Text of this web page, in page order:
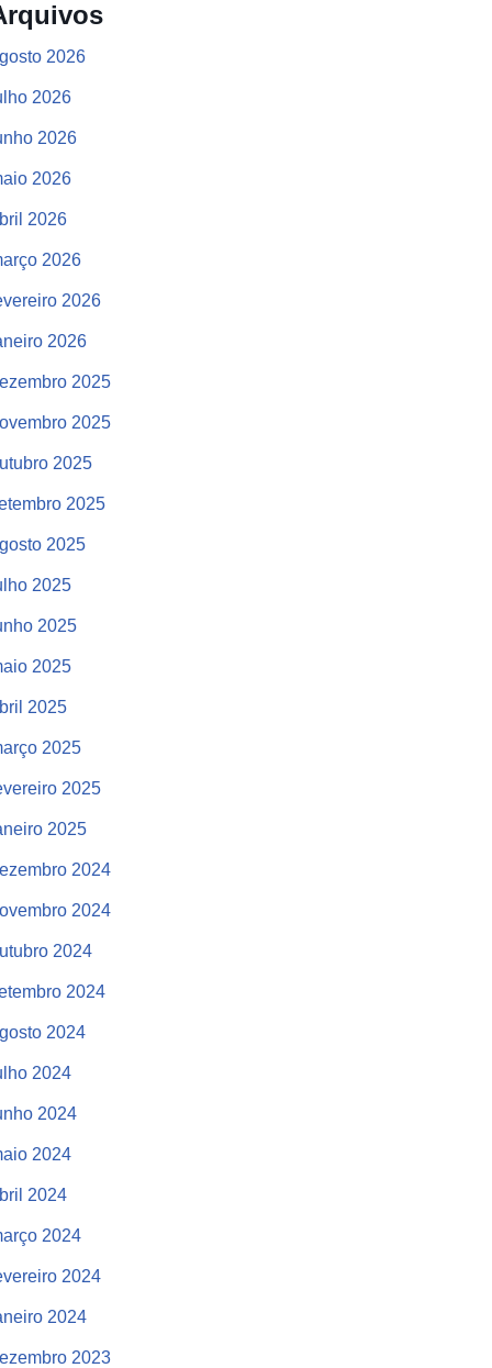
2026
2026
2026
2026
2026
2026
2026
2026
2025
2025
2025
2025
2025
2025
2025
2025
2025
2025
2025
2025
2024
2024
2024
2024
2024
2024
2024
2024
2024
2024
2024
2024
2023